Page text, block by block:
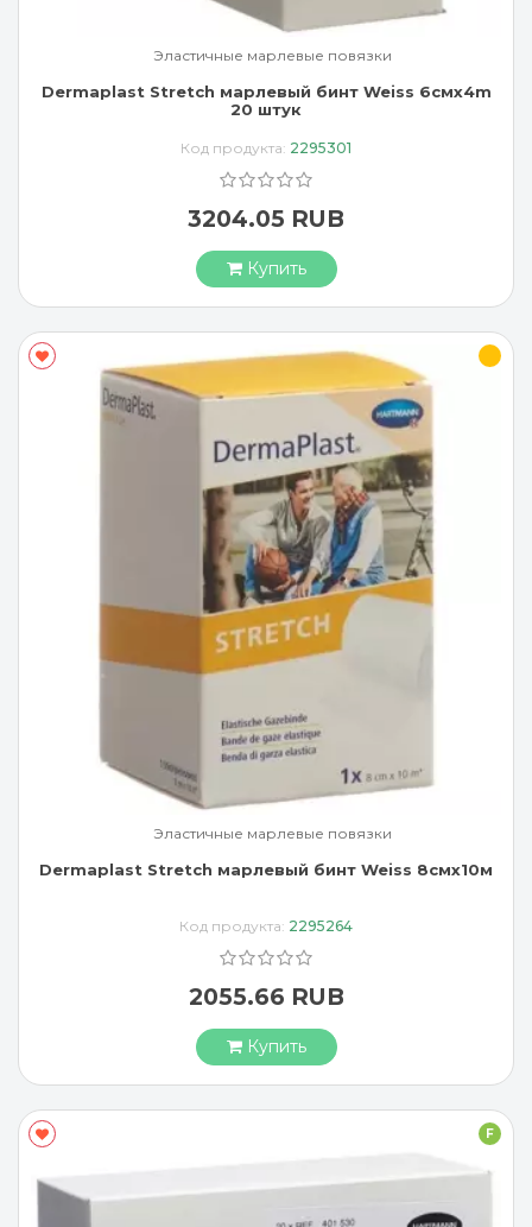
Эластичные марлевые повязки
Dermaplast Stretch марлевый бинт Weiss 6смx4m
20 штук
Код продукта: 2295301
3204.05 RUB
Купить
Эластичные марлевые повязки
Dermaplast Stretch марлевый бинт Weiss 8смx10м
Код продукта: 2295264
2055.66 RUB
Купить
F